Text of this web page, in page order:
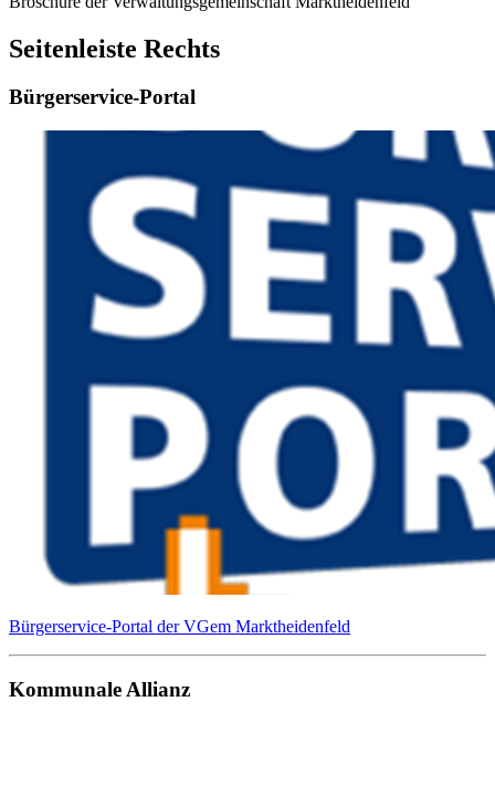
Seitenleiste Rechts
Bürgerservice-Portal
Bürgerservice-Portal der VGem Marktheidenfeld
Kommunale Allianz